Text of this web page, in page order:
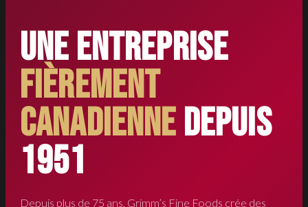
Une entreprise
fièrement
canadiennedepuis
1951
Depuis plus de 75 ans, Grimm’s Fine Foods crée des